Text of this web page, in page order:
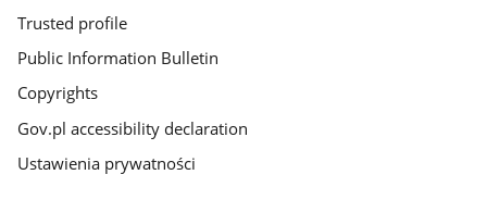
Trusted profile
Public Information Bulletin
Copyrights
Gov.pl accessibility declaration
Ustawienia prywatności